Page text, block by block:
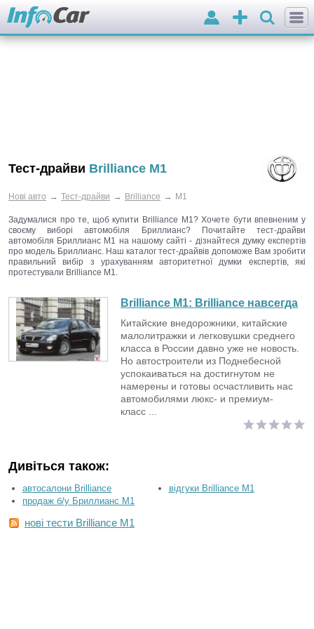
Додати
оголошення
Вхід
Тест-драйви Brilliance M1
Нові авто → Тест-драйви → Brilliance → M1
Задумалися про те, щоб купити Brilliance M1? Хочете бути впевненим у
своєму виборі автомобіля Бриллианс? Почитайте тест-драйви
автомобіля Бриллианс M1 на нашому сайті - дізнайтеся думку експертів
про модель Бриллианс. Наш каталог тест-драйвів допоможе Вам зробити
правильний вибір з урахуванням авторитетної думки експертів, які
протестували Brilliance M1.
Brilliance M1: Brilliance навсегда
Китайские внедорожники, китайские
малолитражки и легковушки среднего
класса в России давно уже не новость.
Но автостроители из Поднебесной
успокаиваться на достигнутом не
намерены и готовы осчастливить нас
автомобилями люкс- и премиум-
класс ...
Дивіться також:
автосалони Brilliance
продаж б/у Бриллианс M1
відгуки Brilliance M1
нові тести Brilliance M1